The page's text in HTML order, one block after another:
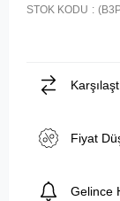
STOK KODU
Fiyat
Gelince